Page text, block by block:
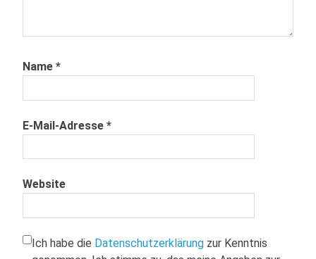
Name *
E-Mail-Adresse *
Website
Ich habe die Datenschutzerklärung zur Kenntnis